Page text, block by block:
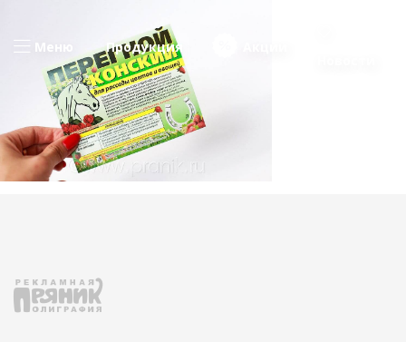
Меню Продукция